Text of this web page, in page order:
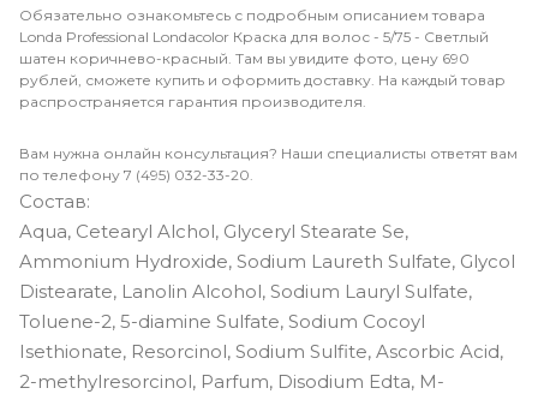
Обязательно ознакомьтесь с подробным описанием товара
Londa Professional Londacolor Краска для волос - 5/75 - Светлый
шатен коричнево-красный. Там вы увидите фото, цену 690
рублей, сможете купить и оформить доставку. На каждый товар
распространяется гарантия производителя.
Вам нужна онлайн консультация? Наши специалисты ответят вам
по телефону 7 (495) 032-33-20.
Состав:
Aqua, Cetearyl Alchol, Glyceryl Stearate Se,
Ammonium Hydroxide, Sodium Laureth Sulfate, Glycol
Distearate, Lanolin Alcohol, Sodium Lauryl Sulfate,
Toluene-2, 5-diamine Sulfate, Sodium Cocoyl
Isethionate, Resorcinol, Sodium Sulfite, Ascorbic Acid,
2-methylresorcinol, Parfum, Disodium Edta, M-